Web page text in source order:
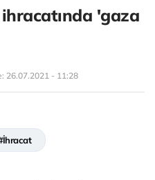
'gaza
26.07.2021 - 11:28